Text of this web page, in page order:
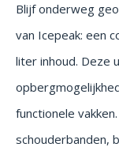
Blijf onderweg
van Icepeak: een
liter inhoud. Deze
functionele
schouderbanden,